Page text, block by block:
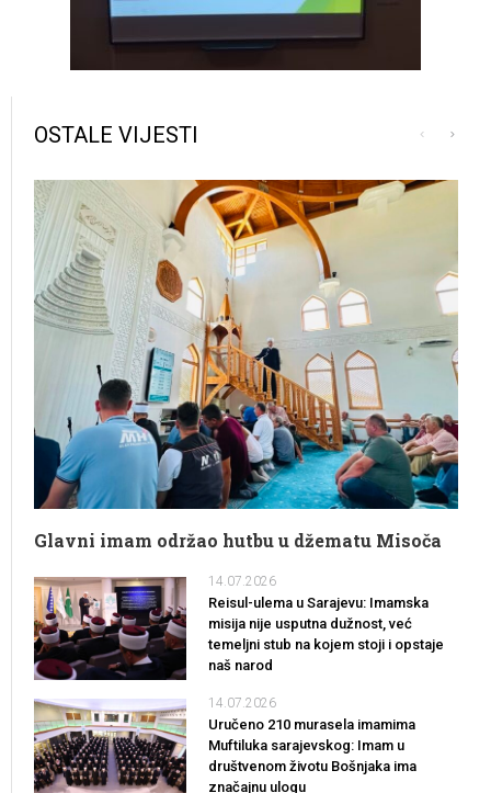
OSTALE VIJESTI
Glavni imam održao hutbu u džematu Misoča
14.07.2026
Reisul-ulema u Sarajevu: Imamska
misija nije usputna dužnost, već
temeljni stub na kojem stoji i opstaje
naš narod
14.07.2026
Uručeno 210 murasela imamima
Muftiluka sarajevskog: Imam u
društvenom životu Bošnjaka ima
značajnu ulogu